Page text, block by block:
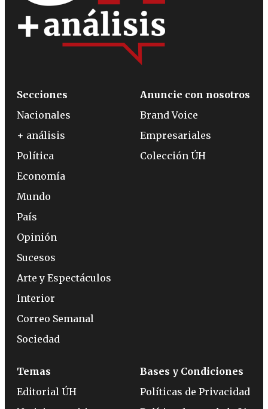
Secciones
Nacionales
+ análisis
Política
Economía
Mundo
País
Opinión
Sucesos
Arte y Espectáculos
Interior
Correo Semanal
Sociedad
Anuncie con nosotros
Brand Voice
Empresariales
Colección ÚH
Temas
Editorial ÚH
Bases y Condiciones
Políticas de Privacidad